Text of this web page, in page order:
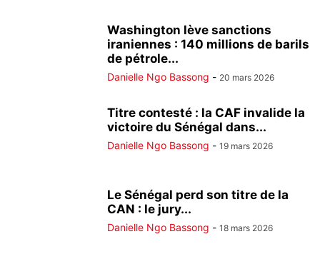
Washington lève sanctions
iraniennes : 140 millions de barils
de pétrole...
Danielle Ngo Bassong - 20 mars 2026
Titre contesté : la CAF invalide la
victoire du Sénégal dans...
Danielle Ngo Bassong - 19 mars 2026
Le Sénégal perd son titre de la
CAN : le jury...
Danielle Ngo Bassong - 18 mars 2026